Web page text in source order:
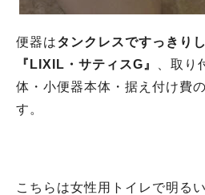
便器はタンクレスですっきり
『LIXIL・サティスG』
、取
体・小便器本体・据え付け費
す。
こちらは女性用トイレで明る